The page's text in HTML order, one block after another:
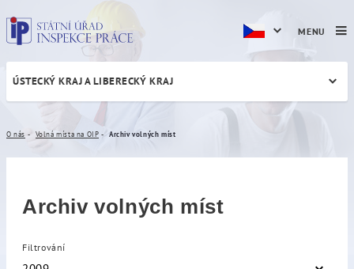
Archiv volných míst
ÚSTECKÝ KRAJ A LIBERECKÝ KRAJ
O nás Volná místa na OIP Archiv volných míst
Archiv volných míst
Filtrování
MENU